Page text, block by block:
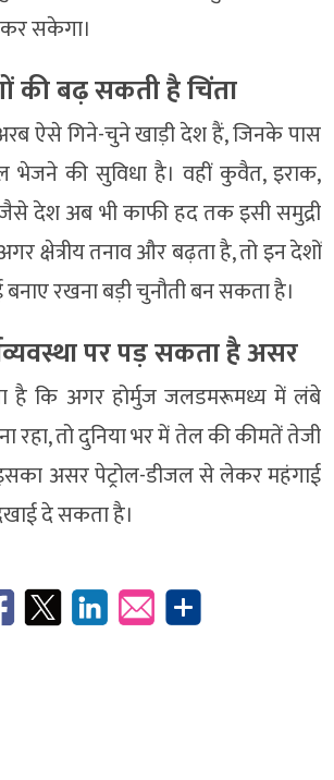
कर सकेगा।
की बढ़ सकती है चिंता
ऐसे गिने-चुने खाड़ी देश हैं, जिनके पास
भेजने की सुविधा है। वहीं कुवैत, इराक,
देश अब भी काफी हद तक इसी समुद्री
क्षेत्रीय तनाव और बढ़ता है, तो इन देशों
रखना बड़ी चुनौती बन सकता है।
पर पड़ सकता है असर
है कि अगर होर्मुज जलडमरूमध्य में लंबे
रहा, तो दुनिया भर में तेल की कीमतें तेजी
असर पेट्रोल-डीजल से लेकर महंगाई
दे सकता है।